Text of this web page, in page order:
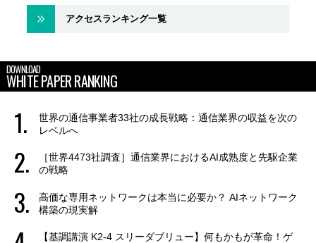
アクセスランキング一覧
DOWNLOAD
WHITE PAPER RANKING
世界の通信事業者33社の成長戦略：通信業界の収益を次の
レベルへ
［世界4473社調査］通信業界におけるAI成熟度と先駆企業
の戦略
高価な専用ネットワークは本当に必要か？ AIネットワーク
構築の現実解
【基調講演 K2-4 スリーダブリュー】何もかもが革命！ゲ